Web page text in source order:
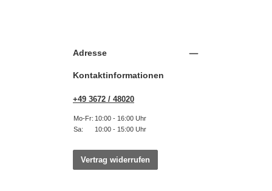
Adresse
Kontaktinformationen
+49 3672 / 48020
Mo-Fr: 10:00 - 16:00 Uhr
Sa:
10:00 - 15:00 Uhr
Vertrag widerrufen